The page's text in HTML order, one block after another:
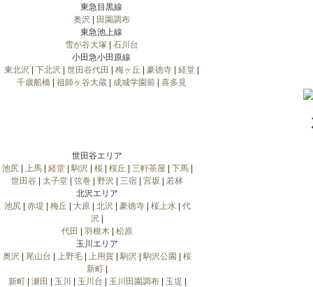
東急目黒線
奥沢
田園調布
東急池上線
雪が谷大塚| 石川台
小田急小田原線
東北沢
下北沢 世田谷代田 梅ヶ丘 豪徳寺| 経堂|
千歳船橋| 祖師ヶ谷大蔵| 成城学園前| 喜多見
世田谷エリア
池尻| 上馬| 経堂| 駒沢 桜| 桜丘 三軒茶屋 下馬|
世田谷
太子堂 弦巻 野沢 三宿 宮坂
若林
北沢エリア
池尻| 赤堤 梅丘 大原| 北沢 豪徳寺| 桜上水| 代
沢
代田
羽根木
松原
玉川エリア
奥沢
尾山台 上野毛 上用賀 駒沢 駒沢公園
桜
新町
新町| 瀬田 玉川 玉川台 玉川田園調布| 玉堤